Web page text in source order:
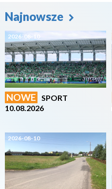
Najnowsze
2026-08-10
NOWE
SPORT
10.08.2026
2026-08-10